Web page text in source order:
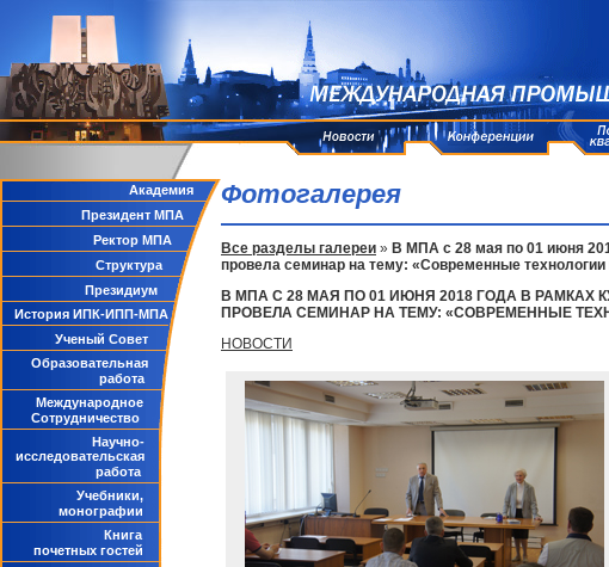
Академия
Президент МПА
Ректор МПА
Структура
Президиум
История ИПК-ИПП-МПА
Ученый Совет
Образовательная
работа
Международное
Сотрудничество
Научно-
исследовательская
работа
Учебники,
монографии
Книга
почетных гостей
Фотогалерея
Все разделы галереи » В МПА с 28 мая по 01 июня
провела семинар на тему: «Современные технологии
В МПА С 28 МАЯ ПО 01 ИЮНЯ 2018 ГОДА В
ПРОВЕЛА СЕМИНАР НА ТЕМУ: «СОВРЕМЕННЫЕ
НОВОСТИ